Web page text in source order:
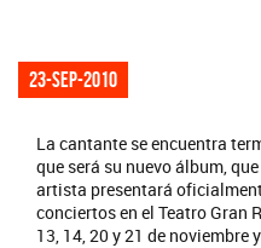
23-sep-2010
La cantante se encuentra
que será su nuevo álbum,
artista presentará
conciertos en el Teatro Gran
13, 14, 20 y 21 de noviembre